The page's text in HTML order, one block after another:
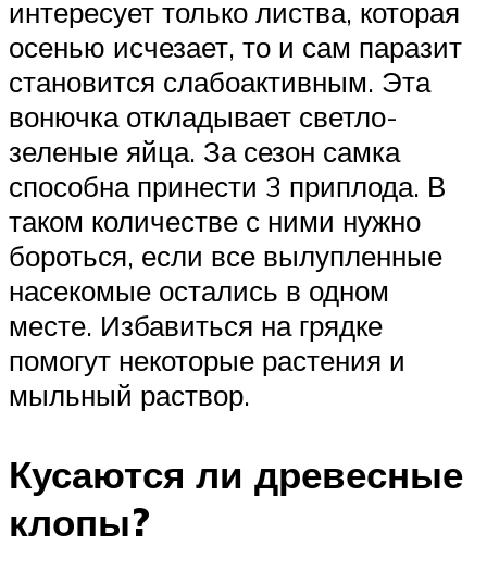
интересует только листва, которая
осенью исчезает, то и сам паразит
становится слабоактивным. Эта
вонючка откладывает светло-
зеленые яйца. За сезон самка
способна принести 3 приплода. В
таком количестве с ними нужно
бороться, если все вылупленные
насекомые остались в одном
месте. Избавиться на грядке
помогут некоторые растения и
мыльный раствор.
Кусаются ли древесные
клопы?